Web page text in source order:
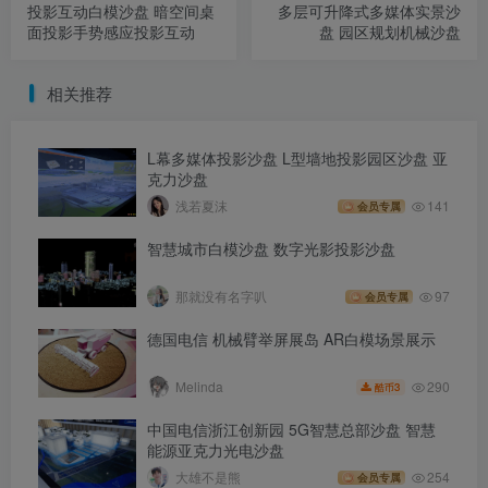
投影互动白模沙盘 暗空间桌
面投影手势感应投影互动
多层可升降式多媒体实景沙
盘 园区规划机械沙盘
相关推荐
L幕多媒体投影沙盘 L型墙地投影园区沙盘 亚
克力沙盘
浅若夏沫 会员专属 141
智慧城市白模沙盘 数字光影投影沙盘
那就没有名字叭 会员专属 97
德国电信 机械臂举屏展岛 AR白模场景展示
Melinda 酷币3 290
中国电信浙江创新园 5G智慧总部沙盘 智慧
能源亚克力光电沙盘
大雄不是熊 会员专属 254